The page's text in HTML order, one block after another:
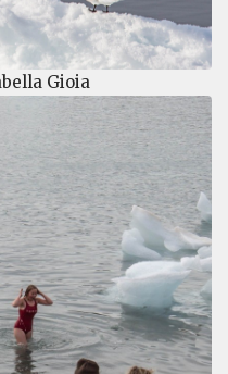
Gioia